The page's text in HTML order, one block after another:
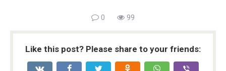
0 99
Like this post? Please share to your friends: